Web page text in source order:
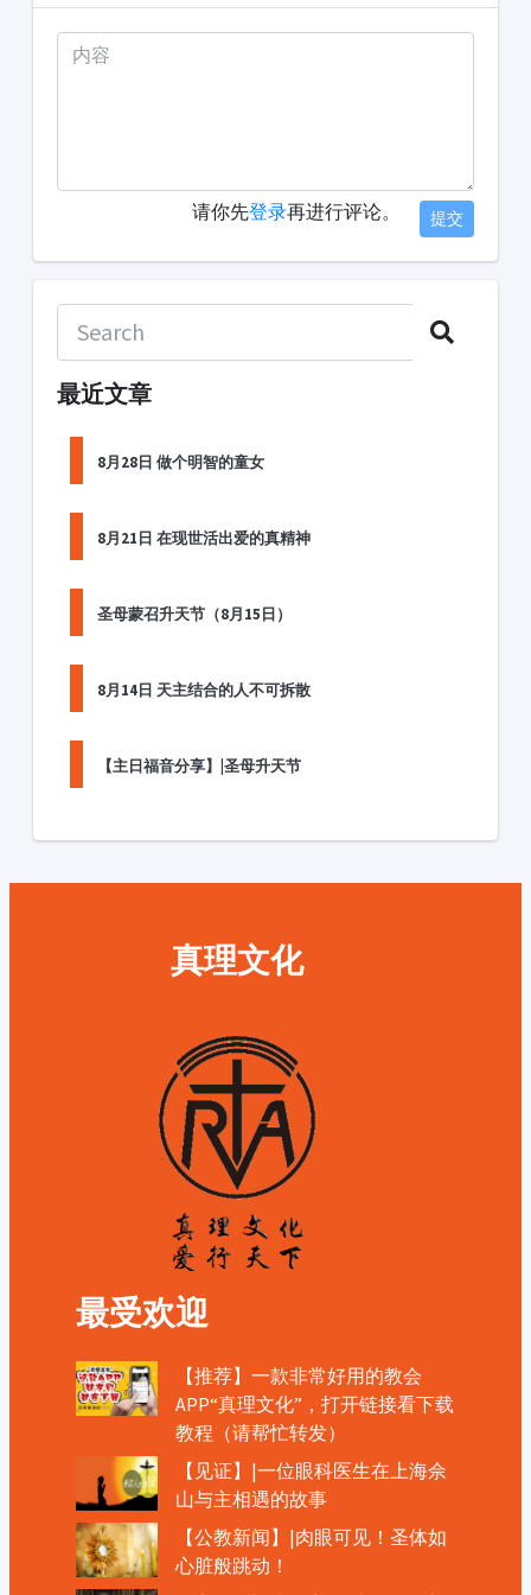
请你先登录再进行评论。 提交
最近文章
8月28日 做个明智的童女
8月21日 在现世活出爱的真精神
圣母蒙召升天节（8月15日）
8月14日 天主结合的人不可拆散
【主日福音分享】|圣母升天节
真理文化
最受欢迎
【推荐】一款非常好用的教会
APP“真理文化”，打开链接看下载
教程（请帮忙转发）
【见证】|一位眼科医生在上海佘
山与主相遇的故事
【公教新闻】|肉眼可见！圣体如
心脏般跳动！